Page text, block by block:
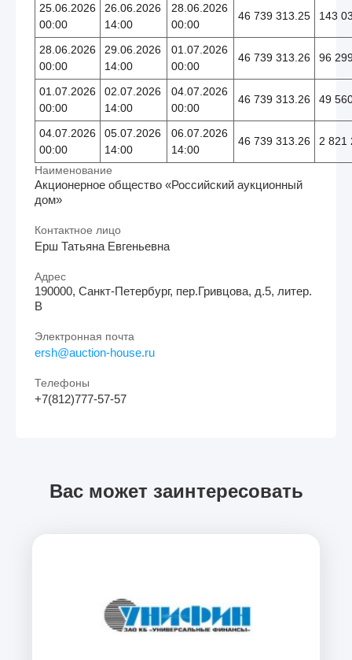
25.06.2026
00:00
26.06.2026
14:00
28.06.2026
00:00
46 739 313.25 143
28.06.2026
00:00
29.06.2026
14:00
01.07.2026
00:00
46 739 313.26 96
01.07.2026
00:00
02.07.2026
14:00
04.07.2026
00:00
46 739 313.26 49
04.07.2026
00:00
05.07.2026
14:00
06.07.2026
14:00
46 739 313.26 2 821
Наименование
Акционерное общество «Российский аукционный
дом»
Контактное лицо
Ерш Татьяна Евгеньевна
Адрес
190000, Санкт-Петербург, пер.Гривцова, д.5, литер.
В
Электронная почта
ersh@auction-house.ru
Телефоны
+7(812)777-57-57
Вас может заинтересовать